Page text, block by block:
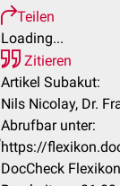
Teilen
Loading...
Zitieren
Artikel Subakut:
Nils Nicolay, Dr.
Abrufbar unter:
https://
DocCheck